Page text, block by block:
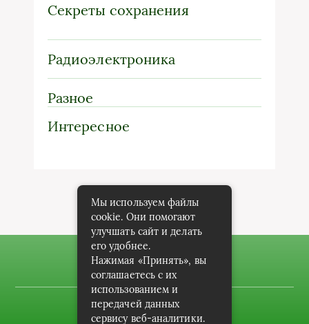
Секреты сохранения
Радиоэлектроника
Разное
Интересное
2019-2022 (c) dragomet.ru
Мы используем файлы
cookie. Они помогают
улучшать сайт и делать
его удобнее.
Нажимая «Принять», вы
соглашаетесь с их
использованием и
передачей данных
сервису веб-аналитики.